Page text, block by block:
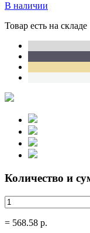
В наличии
Товар есть на складе
Количество и
= 568.58 р.